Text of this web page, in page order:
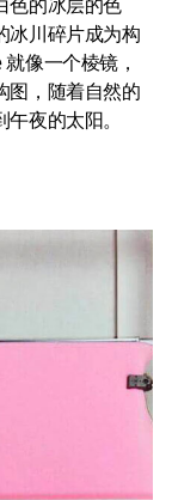
冰川碎片成为构
像一个棱镜，
图，随着自然的
夜的太阳。